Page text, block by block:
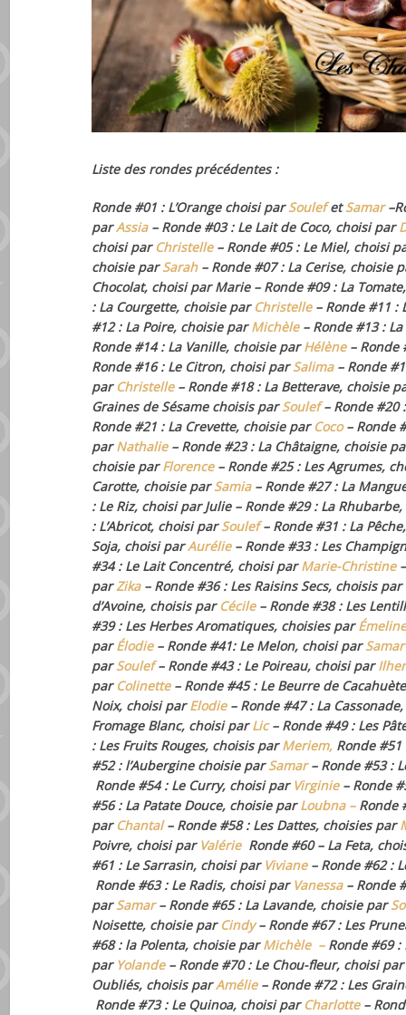
Liste des rondes précédentes :
Ronde #01 : L’Orange choisi parSoulefetSamar–
parAssia– Ronde #03 : Le Lait de Coco, choisi par
choisi par Christelle– Ronde #05 : Le Miel, choisi
choisie parSarah– Ronde #07 : La Cerise, choisie
Chocolat, choisi par Marie – Ronde #09 : La
: La Courgette, choisie par Christelle– Ronde #11 :
#12 : La Poire, choisie parMichèle– Ronde #13 :
Ronde #14 : La Vanille, choisie parHélène– Ronde
Ronde #16 : Le Citron, choisi parSalima– Ronde
par Christelle– Ronde #18 : La Betterave, choisie
Graines de Sésame choisis parSoulef– Ronde #20
Ronde #21 : La Crevette, choisie par Coco– Ronde
parNathalie– Ronde #23 : La Châtaigne, choisie
choisie parFlorence– Ronde #25 : Les Agrumes,
Carotte, choisie parSamia– Ronde #27 : La
: Le Riz, choisi par Julie – Ronde #29 : La
: L’Abricot, choisi parSoulef– Ronde #31 : La
Soja, choisi parAurélie– Ronde #33 : Les
#34 : Le Lait Concentré, choisi parMarie-Christine
parZika– Ronde #36 : Les Raisins Secs, choisis par
d’Avoine, choisis par Cécile– Ronde #38 : Les
#39 : Les Herbes Aromatiques, choisies par
parÉlodie– Ronde #41: Le Melon, choisi parSamar
parSoulef– Ronde #43 : Le Poireau, choisi par
par Colinette– Ronde #45 : Le Beurre de
Noix, choisi parElodie– Ronde #47 : La
Fromage Blanc, choisi parLic– Ronde #49 : Les
: Les Fruits Rouges, choisis parMeriem, Ronde
#52 : l’Aubergine choisie parSamar– Ronde #53 :
Ronde #54 : Le Curry, choisi par Virginie– Ronde
#56 : La Patate Douce, choisie parLoubna – Ronde
par Chantal– Ronde #58 : Les Dattes, choisies par
Poivre, choisi par ValérieRonde #60 – La Feta,
#61 : Le Sarrasin, choisi par Viviane– Ronde #62 :
Ronde #63 : Le Radis, choisi par Vanessa – Ronde
parSamar– Ronde #65 : La Lavande, choisie par
Noisette, choisie par Cindy– Ronde #67 : Les
#68 : la Polenta, choisie parMichèle – Ronde #69 :
par Yolande– Ronde #70 : Le Chou-fleur, choisi
Oubliés, choisis parAmélie – Ronde #72 : Les
Ronde #73 : Le Quinoa, choisi par Charlotte –